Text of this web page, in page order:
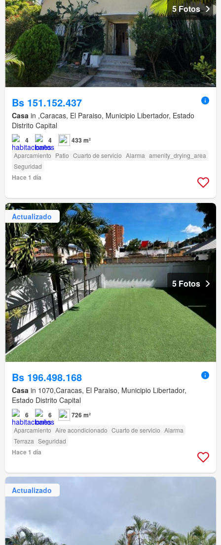
5 Fotos
Bs 151.152.437
Casa in ,Caracas, El Paraiso, Municipio Libertador, Estado
Distrito Capital
4 4 433 m²
Aparcamiento Patio Cuarto de servicio Alarma amenity_drying_area
Seguridad
Hace 1 día
Actualizado
5 Fotos
Bs 196.498.168
Casa in 1070,Caracas, El Paraiso, Municipio Libertador,
Estado Distrito Capital
6 6 726 m²
Aparcamiento Aire acondicionado Cuarto de servicio Alarma
Terraza Seguridad
Hace 1 día
Actualizado